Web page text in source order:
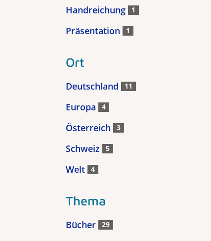
Handreichung 1
Präsentation 1
Ort
Deutschland 11
Europa 4
Österreich 3
Schweiz 5
Welt 4
Thema
Bücher 29